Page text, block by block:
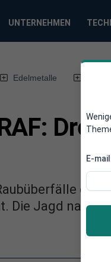
UNTERNEHMEN
Edelmetalle
Drei
Die Jagd nach
E-